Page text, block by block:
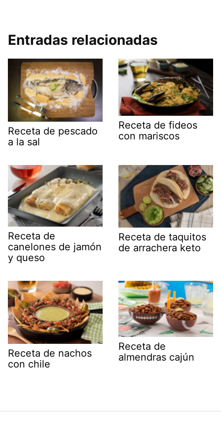
Entradas relacionadas
Receta de pescado
a la sal
Receta de fideos
con mariscos
Receta de
canelones de jamón
y queso
Receta de taquitos
de arrachera keto
Receta de nachos
con chile
Receta de
almendras cajún